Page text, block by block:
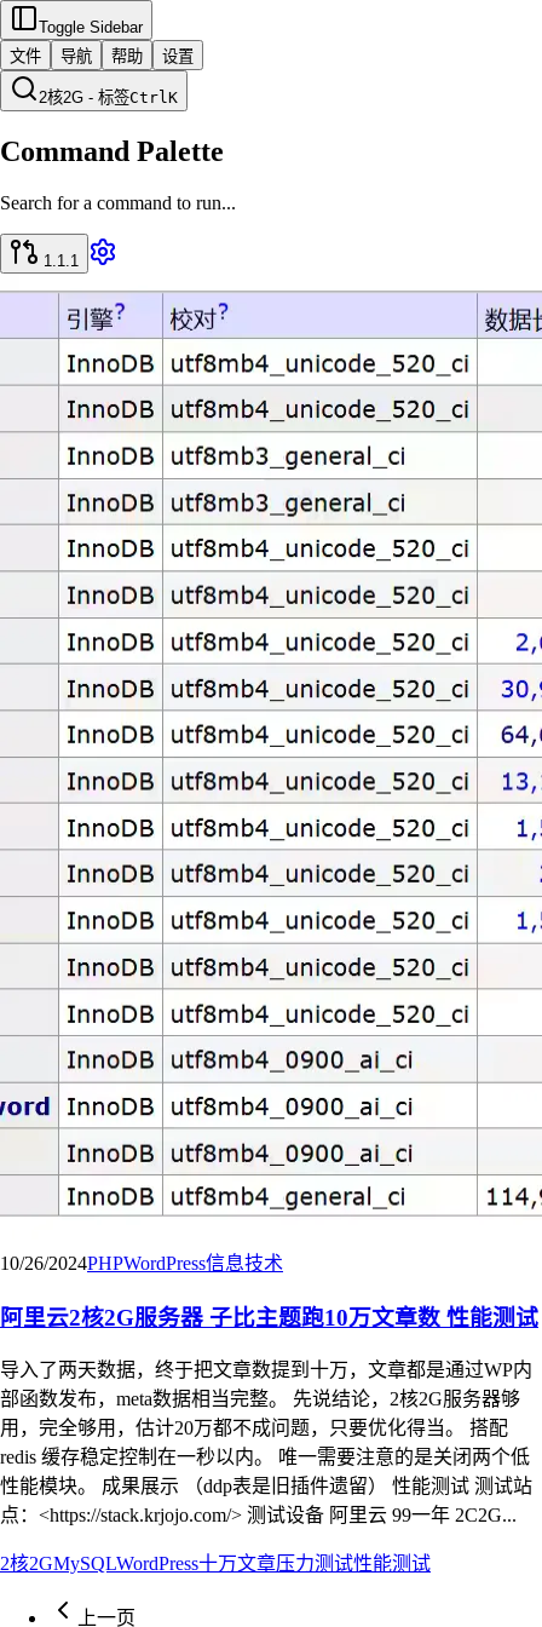
Toggle Sidebar
文件
导航 帮助 设置
2核2G - 标签CtrlK
Command Palette
Search for a command to run...
1.1.1
10/26/2024PHPWordPress信息技术
阿里云2核2G服务器 子比主题跑10万文章数 性能测试
导入了两天数据，终于把文章数提到十万，文章都是通过WP内
部函数发布，meta数据相当完整。 先说结论，2核2G服务器够
用，完全够用，估计20万都不成问题，只要优化得当。 搭配
redis 缓存稳定控制在一秒以内。 唯一需要注意的是关闭两个低
性能模块。 成果展示 （ddp表是旧插件遗留） 性能测试 测试站
点：<https://stack.krjojo.com/> 测试设备 阿里云 99一年 2C2G...
2核2GMySQLWordPress十万文章压力测试性能测试
上一页